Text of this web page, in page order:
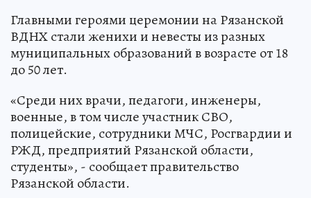
Главными героями церемонии на Рязанской
ВДНХ стали женихи и невесты из разных
муниципальных образований в возрасте от 18
до 50 лет.
«Среди них врачи, педагоги, инженеры,
военные, в том числе участник СВО,
полицейские, сотрудники МЧС, Росгвардии и
РЖД, предприятий Рязанской области,
студенты», - сообщает правительство
Рязанской области.